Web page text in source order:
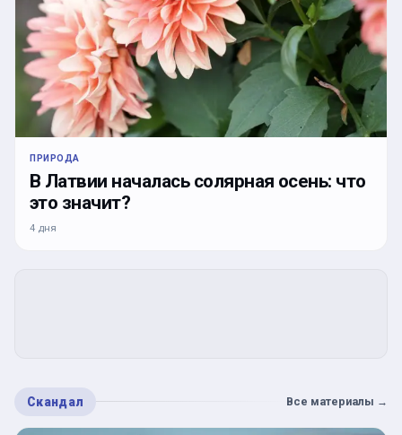
ПРИРОДА
В Латвии началась солярная осень: что
это значит?
4 дня
Скандал Все материалы →